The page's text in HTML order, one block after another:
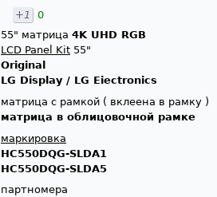
+1
0
55" матрица 4K UHD RGB
LCD Panel Kit 55"
Original
LG Display / LG Eiectronics
матрица с рамкой ( вклеена в рамку )
матрица в облицовочной рамке
маркировка
HC550DQG-SLDA1
HC550DQG-SLDA5
партномера